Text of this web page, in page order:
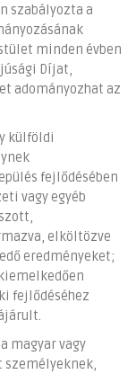
szabályozta a
minden évben
Díjat,
adományozhat az
külföldi
fejlődésében
vagy egyéb
elköltözve
eredményeket;
fejlődéséhez
magyar vagy
személyeknek,